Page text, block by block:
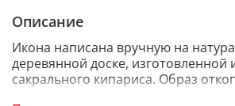
Описание
Икона написана вручную на
деревянной доске, изготовленной
сакрального кипариса. Образ